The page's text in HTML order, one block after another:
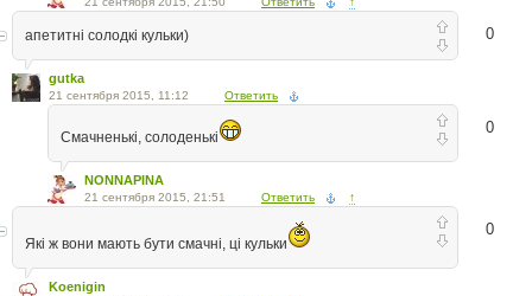
0
апетитні солодкі кульки)
gutka
21 сентября 2015, 11:12 Ответить
0
Смачненькі, солоденькі
NONNAPINA
21 сентября 2015, 21:51 Ответить ↑
0
Які ж вони мають бути смачні, ці кульки
Koenigin